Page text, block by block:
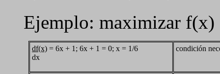
Ejemplo: maximizar f(x)
df(x) = 6x + 1; 6x + 1 = 0; x = 1/6
dx
condición